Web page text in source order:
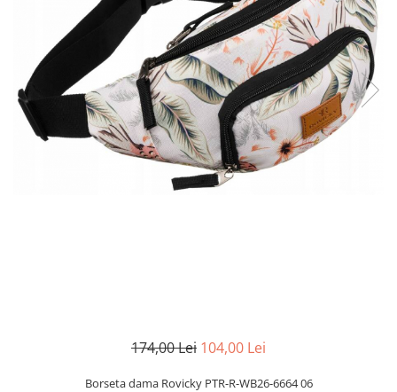
174,00 Lei 104,00 Lei
Borseta dama Rovicky PTR-R-WB26-6664 06